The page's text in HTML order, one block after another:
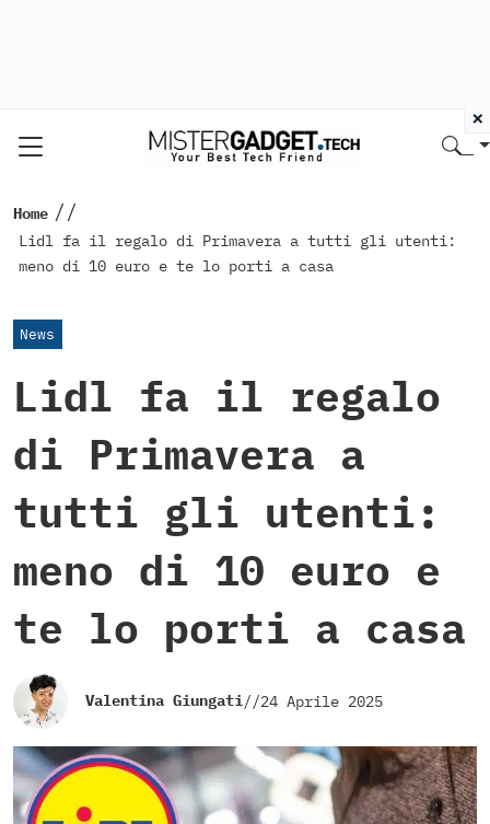
Home //
Lidl fa il regalo di Primavera a tutti gli utenti:
meno di 10 euro e te lo porti a casa
News
Lidl fa il regalo
di Primavera a
tutti gli utenti:
meno di 10 euro e
te lo porti a casa
Valentina Giungati//24 Aprile 2025
×